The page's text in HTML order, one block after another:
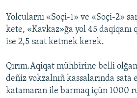
Yolcularnı «Soçi-1» ve «Soçi-2»
kete, «Kavkaz»ğa yol 45 daqiqanı
ise 2,5 saat ketmek kerek.
Qırım.Aqiqat mühbirine belli
deñiz vokzalnıñ kassalarında sata
katamaran ile barmaq içün 1000